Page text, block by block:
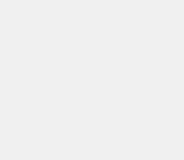
Sprinter VIP-Party